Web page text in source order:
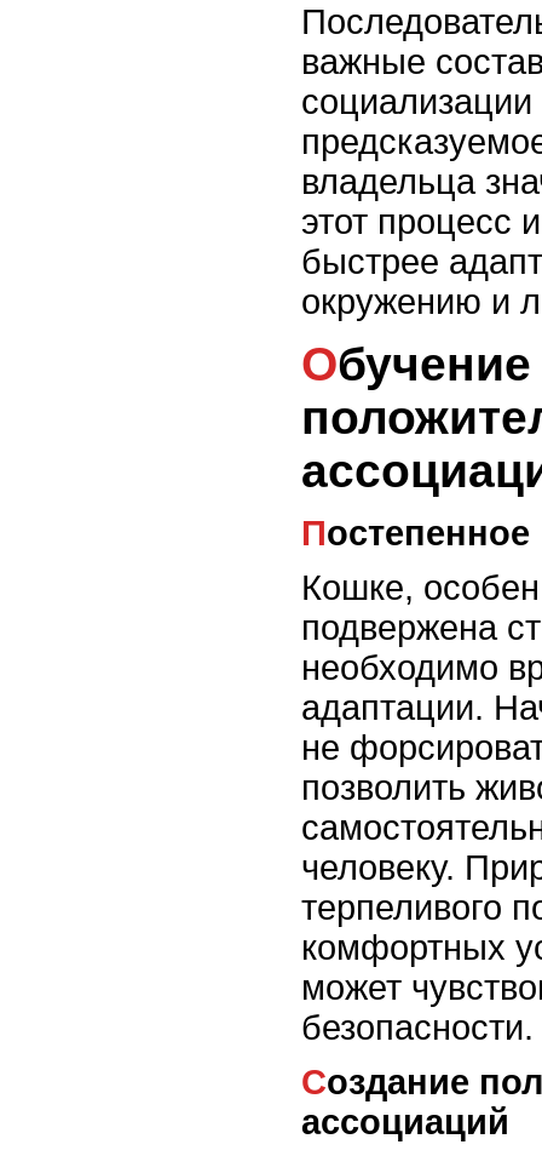
важные
владельца
этот процесс
быстрее
окружению и
Обучение кошки
Кошке,
подвержена
необходимо
адаптации.
не
позволить
человеку.
терпеливого
комфортных
может
безопасности.
Создание положительных
ассоциаций